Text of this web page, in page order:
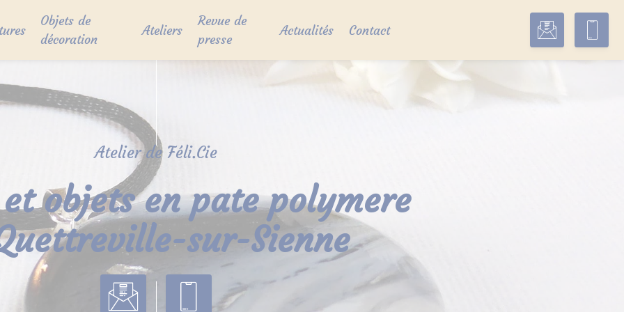
Objets de
décoration
Ateliers
Revue de
presse
Actualités Contact
Atelier de Féli.Cie
objets en pate polymere
sur-Sienne